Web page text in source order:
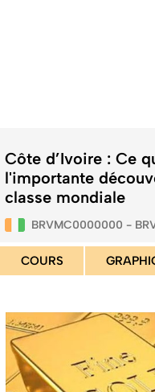
Côte d’Ivoire : Ce
l'importante
classe mondiale
BRVMC0000000 -
COURS